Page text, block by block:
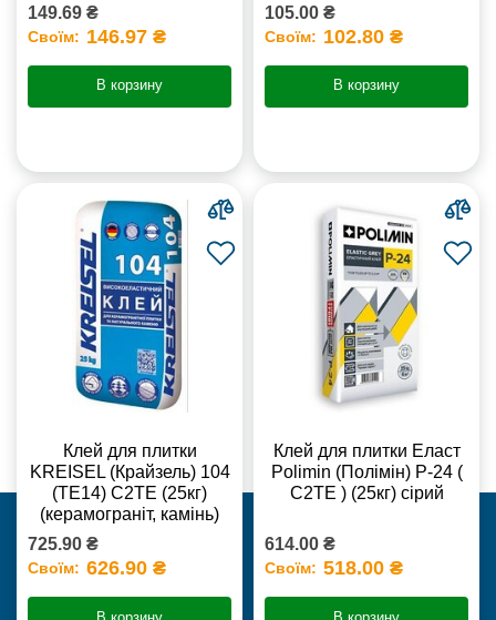
149.69 ₴
Своїм: 146.97 ₴
В корзину
105.00 ₴
Своїм: 102.80 ₴
В корзину
Клей для плитки
KREISEL (Крайзель) 104
(ТЕ14) С2TE (25кг)
(керамограніт, камінь)
725.90 ₴
Своїм: 626.90 ₴
Клей для плитки Еласт
Polimin (Полімін) Р-24 (
С2ТЕ ) (25кг) сірий
614.00 ₴
Своїм: 518.00 ₴